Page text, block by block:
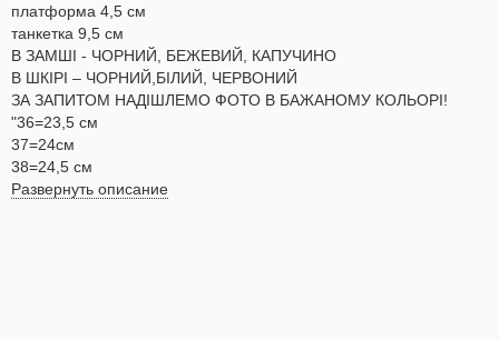
платформа 4,5 см
танкетка 9,5 см
В ЗАМШІ - ЧОРНИЙ, БЕЖЕВИЙ, КАПУЧИНО
В ШКІРІ – ЧОРНИЙ,БІЛИЙ, ЧЕРВОНИЙ
ЗА ЗАПИТОМ НАДІШЛЕМО ФОТО В БАЖАНОМУ КОЛЬОРІ!
"36=23,5 см
37=24см
38=24,5 см
Развернуть описание